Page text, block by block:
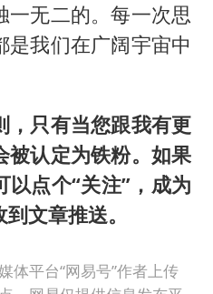
一无二的。每一次思
我们在广阔宇宙中
，只有当您跟我有更
被认定为铁粉。如果
点个“关注”，成为
文章推送。
体平台“网易号”作者上传